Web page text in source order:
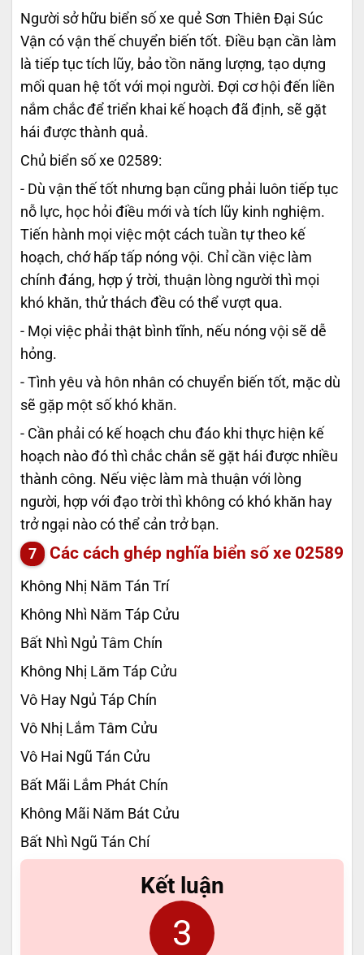
Người sở hữu biển số xe quẻ Sơn Thiên Đại Súc
Vận có vận thế chuyển biến tốt. Điều bạn cần làm
là tiếp tục tích lũy, bảo tồn năng lượng, tạo dựng
mối quan hệ tốt với mọi người. Đợi cơ hội đến liền
nắm chắc để triển khai kế hoạch đã định, sẽ gặt
hái được thành quả.
Chủ biển số xe 02589:
- Dù vận thế tốt nhưng bạn cũng phải luôn tiếp tục
nỗ lực, học hỏi điều mới và tích lũy kinh nghiệm.
Tiến hành mọi việc một cách tuần tự theo kế
hoạch, chớ hấp tấp nóng vội. Chỉ cần việc làm
chính đáng, hợp ý trời, thuận lòng người thì mọi
khó khăn, thử thách đều có thể vượt qua.
- Mọi việc phải thật bình tĩnh, nếu nóng vội sẽ dễ
hỏng.
- Tình yêu và hôn nhân có chuyển biến tốt, mặc dù
sẽ gặp một số khó khăn.
- Cần phải có kế hoạch chu đáo khi thực hiện kế
hoạch nào đó thì chắc chắn sẽ gặt hái được nhiều
thành công. Nếu việc làm mà thuận với lòng
người, hợp với đạo trời thì không có khó khăn hay
trở ngại nào có thể cản trở bạn.
Các cách ghép nghĩa biển số xe 02589
Không Nhị Năm Tán Trí
Không Nhì Năm Táp Cửu
Bất Nhì Ngủ Tâm Chín
Không Nhị Lăm Táp Cửu
Vô Hay Ngủ Táp Chín
Vô Nhị Lắm Tâm Cửu
Vô Hai Ngũ Tán Cửu
Bất Mãi Lắm Phát Chín
Không Mãi Năm Bát Cửu
Bất Nhì Ngũ Tán Chí
Kết luận
3